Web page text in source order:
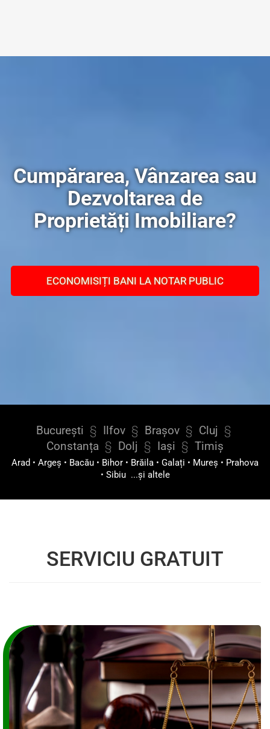
Cumpărarea, Vânzarea sau
Dezvoltarea de
Proprietăți Imobiliare?
ECONOMISIȚI BANI LA NOTAR PUBLIC
București § Ilfov§ Brașov§ Cluj §
Constanța § Dolj § Iași § Timiș
Arad • Argeș • Bacău • Bihor • Brăila • Galați • Mureș • Prahova
• Sibiu ...și altele
SERVICIU GRATUIT